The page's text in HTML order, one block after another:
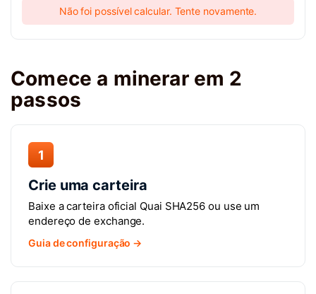
Não foi possível calcular. Tente novamente.
Comece a minerar em 2
passos
1
Crie uma carteira
Baixe a carteira oficial Quai SHA256 ou use um
endereço de exchange.
Guia de configuração →